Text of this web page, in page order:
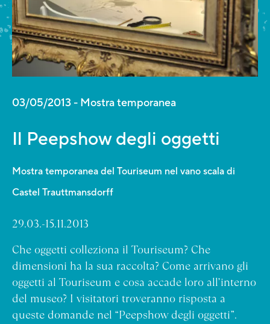
Il Peepshow degli oggetti
Mostra temporanea del Touriseum nel vano scala di
Castel Trauttmansdorff
03/05/2013 Mostra temporanea
29.03.-15.11.2013
Che oggetti colleziona il Touriseum? Che
dimensioni ha la sua raccolta? Come arrivano gli
oggetti al Touriseum e cosa accade loro all’interno
del museo? I visitatori troveranno risposta a
queste domande nel “Peepshow degli oggetti”.